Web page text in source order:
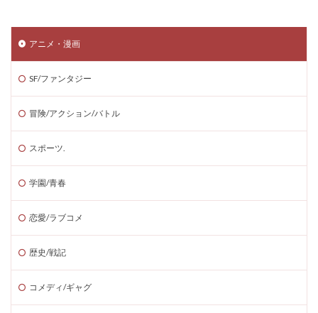
アニメ・漫画
SF/ファンタジー
冒険/アクション/バトル
スポーツ.
学園/青春
恋愛/ラブコメ
歴史/戦記
コメディ/ギャグ